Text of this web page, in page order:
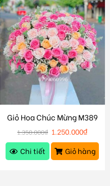
Giỏ Hoa Chúc Mừng M389
1.350.000₫ 1.250.000₫
Chi tiết
Giỏ hàng